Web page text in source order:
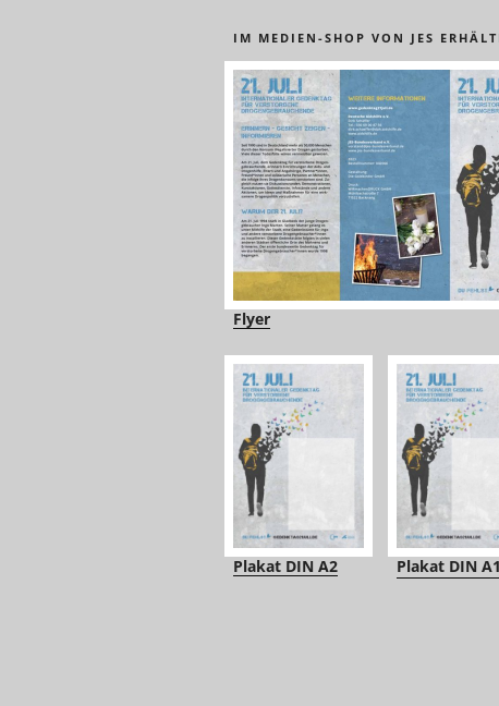
IM MEDIEN-SHOP VON JES
Flyer
Plakat DIN A2 Plakat DIN A1